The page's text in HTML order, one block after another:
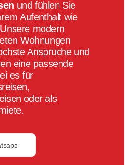
und fühlen Sie
Aufenthalt wie
modern
Wohnungen
Ansprüche und
eine passende
es für
oder als